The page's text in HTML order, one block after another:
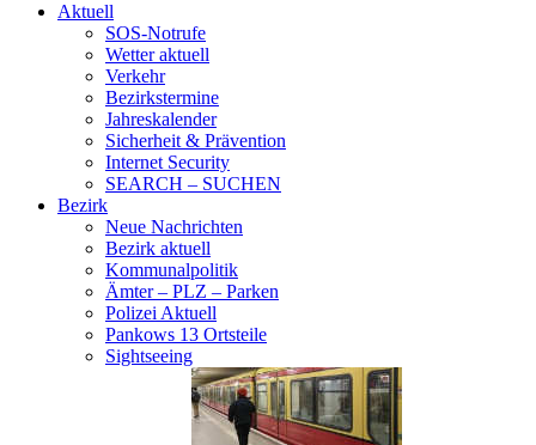
Aktuell
SOS-Notrufe
Wetter aktuell
Verkehr
Bezirkstermine
Jahreskalender
Sicherheit & Prävention
Internet Security
SEARCH – SUCHEN
Bezirk
Neue Nachrichten
Bezirk aktuell
Kommunalpolitik
Ämter – PLZ – Parken
Polizei Aktuell
Pankows 13 Ortsteile
Sightseeing